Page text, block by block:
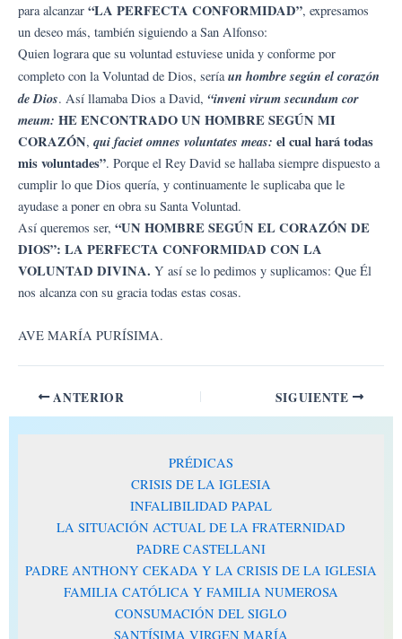
para alcanzar “LA PERFECTA CONFORMIDAD”, expresamos
un deseo más, también siguiendo a San Alfonso:
Quien lograra que su voluntad estuviese unida y conforme por
completo con la Voluntad de Dios, seríaun hombre según el corazón
de Dios. Así llamaba Dios a David, “inveni virum secundum cor
meum: HE ENCONTRADO UN HOMBRE SEGÚN MI
CORAZÓN, qui faciet omnes voluntates meas: el cual hará todas
mis voluntades”. Porque el Rey David se hallaba siempre dispuesto a
cumplir lo que Dios quería, y continuamente le suplicaba que le
ayudase a poner en obra su Santa Voluntad.
Así queremos ser, “UN HOMBRE SEGÚN EL CORAZÓN DE
DIOS”: LA PERFECTA CONFORMIDAD CON LA
VOLUNTAD DIVINA. Y así se lo pedimos y suplicamos: Que Él
nos alcanza con su gracia todas estas cosas.
AVE MARÍA PURÍSIMA.
ANTERIOR SIGUIENTE
PRÉDICAS
CRISIS DE LA IGLESIA
INFALIBILIDAD PAPAL
LA SITUACIÓN ACTUAL DE LA FRATERNIDAD
PADRE CASTELLANI
PADRE ANTHONY CEKADA Y LA CRISIS DE LA IGLESIA
FAMILIA CATÓLICA Y FAMILIA NUMEROSA
CONSUMACIÓN DEL SIGLO
SANTÍSIMA VIRGEN MARÍA